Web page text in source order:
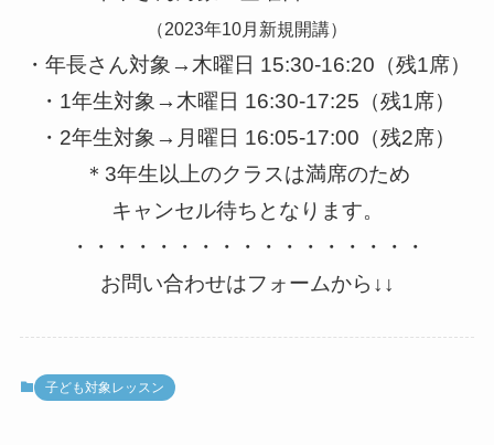
（2023年10月新規開講）
・年長さん対象→木曜日 15:30-16:20（残1席）
・1年生対象→木曜日 16:30-17:25（残1席）
・2年生対象→月曜日 16:05-17:00（残2席）
＊3年生以上のクラスは満席のため
キャンセル待ちとなります。
・・・・・・・・・・・・・・・・・
お問い合わせはフォームから↓↓
子ども対象レッスン